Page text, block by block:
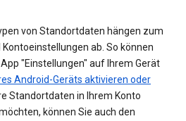
von Standortdaten hängen zum
ab. So können
"Einstellungen" auf Ihrem Gerät
Android-Geräts aktivieren oder
Standortdaten in Ihrem Konto
können Sie auch den